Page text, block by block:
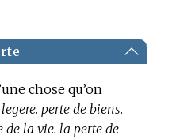
chose qu’on
perte de biens.
de la vie. la perte de